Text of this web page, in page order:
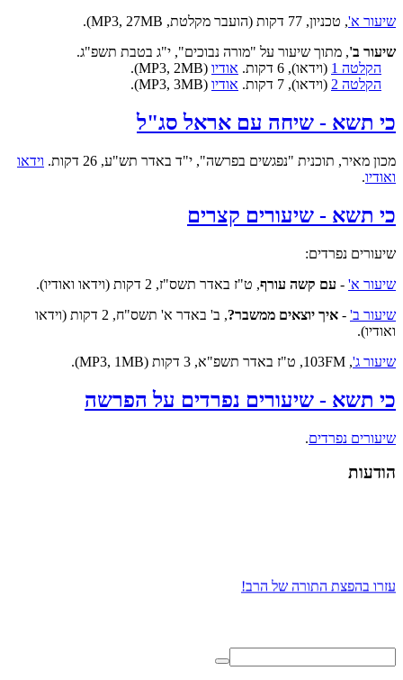
שיעור א', טכניון, 77 דקות (הועבר מקלטת, MP3, 27MB).
שיעור ב', מתוך שיעור על "מורה נבוכים", י"ג בטבת תשפ"ג.
הקלטה 1
(וידאו), 6 דקות. אודיו (MP3, 2MB).
הקלטה 2
(וידאו), 7 דקות. אודיו (MP3, 3MB).
כי תשא - שיחה עם אראל סג"ל
מכון מאיר, תוכנית "נפגשים בפרשה", י"ד באדר תש"ע, 26 דקות.
וידאו
ואודיו.
כי תשא - שיעורים קצרים
שיעורים נפרדים:
שיעור א' - עם קשה עורף, ט"ז באדר תשס"ז, 2 דקות (וידאו ואודיו).
שיעור ב' - איך יוצאים ממשבר?
, ב' באדר א' תשס"ח, 2 דקות (וידאו
ואודיו).
שיעור ג', 103FM, ט"ז באדר תשפ"א, 3 דקות (MP3, 1MB).
כי תשא - שיעורים נפרדים על הפרשה
שיעורים נפרדים.
הודעות
עזרו בהפצת התורה של הרב!